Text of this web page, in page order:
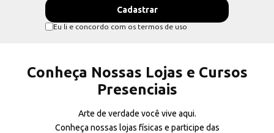
Eu li e concordo com os termos de uso
Conheça Nossas Lojas e Cursos
Presenciais
Arte de verdade você vive aqui.
Conheça nossas lojas físicas e participe das